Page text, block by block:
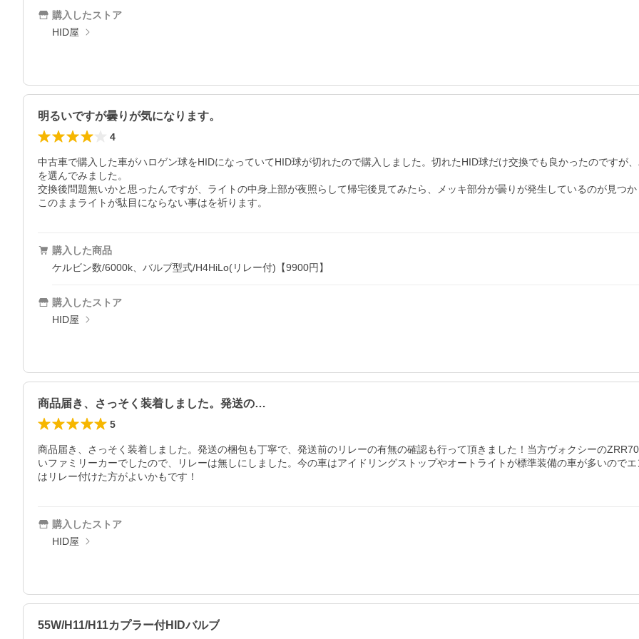
購入したストア
HID屋
明るいですが曇りが気になります。
4
中古車で購入した車がハロゲン球をHIDになっていてHID球が切れたので購入しました。切れたHID球だけ交換でも良かったのですが
を選んでみました。
交換後問題無いかと思ったんですが、ライトの中身上部が夜照らして帰宅後見てみたら、メッキ部分が曇りが発生しているのが見つ
このままライトが駄目にならない事はを祈ります。
購入した商品
ケルビン数/6000k、バルブ型式/H4HiLo(リレー付)【9900円】
購入したストア
HID屋
商品届き、さっそく装着しました。発送の…
5
商品届き、さっそく装着しました。発送の梱包も丁寧で、発送前のリレーの有無の確認も行って頂きました！当方ヴォクシーの
いファミリーカーでしたので、リレーは無しにしました。今の車はアイドリングストップやオートライトが標準装備の車が多いので
はリレー付けた方がよいかもです！
購入したストア
HID屋
55W/H11/H11カプラー付HIDバルブ